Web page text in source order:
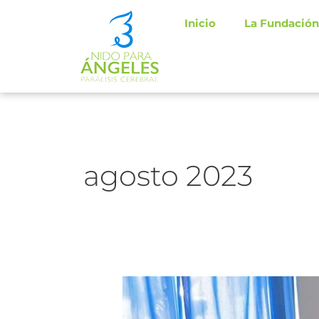
Inicio La Fundación
agosto 2023
Semana
Evaluaciones,